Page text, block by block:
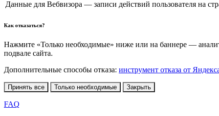
Данные для Вебвизора — записи действий пользователя на
Как отказаться?
Нажмите «Только необходимые» ниже или на баннере —
подвале сайта.
Дополнительные способы отказа: инструмент отказа от
Принять все Только необходимые Закрыть
FAQ